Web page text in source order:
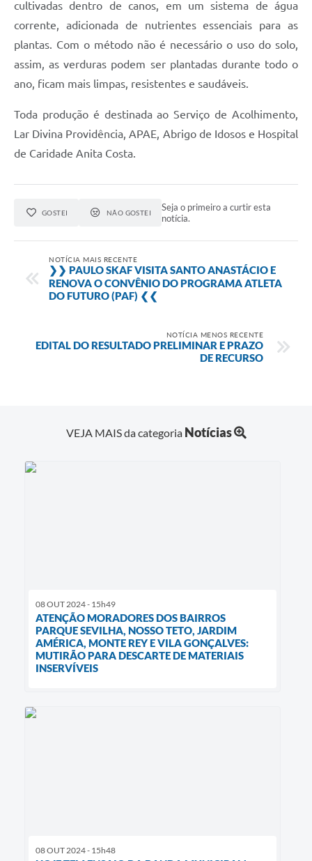
cultivadas dentro de canos, em um sistema de água
corrente, adicionada de nutrientes essenciais para as
plantas. Com o método não é necessário o uso do solo,
assim, as verduras podem ser plantadas durante todo o
ano, ficam mais limpas, resistentes e saudáveis.
Toda produção é destinada ao Serviço de Acolhimento,
Lar Divina Providência, APAE, Abrigo de Idosos e Hospital
de Caridade Anita Costa.
GOSTEI NÃO GOSTEI
Seja o primeiro a curtir esta
notícia.
NOTÍCIA MAIS RECENTE
❯❯ PAULO SKAF VISITA SANTO ANASTÁCIO E
RENOVA O CONVÊNIO DO PROGRAMA ATLETA
DO FUTURO (PAF) ❮❮
NOTÍCIA MENOS RECENTE
EDITAL DO RESULTADO PRELIMINAR E PRAZO
DE RECURSO
VEJA MAIS da categoria Notícias
08 OUT 2024 - 15h49
ATENÇÃO MORADORES DOS BAIRROS
PARQUE SEVILHA, NOSSO TETO, JARDIM
AMÉRICA, MONTE REY E VILA GONÇALVES:
MUTIRÃO PARA DESCARTE DE MATERIAIS
INSERVÍVEIS
08 OUT 2024 - 15h48